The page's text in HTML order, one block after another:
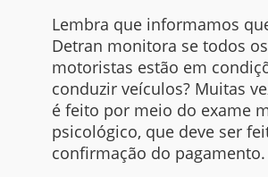
Lembra que informamos
Detran monitora se todos os
motoristas estão em
conduzir veículos? Muitas
é feito por meio do exame
psicológico, que deve ser
confirmação do pagamento.